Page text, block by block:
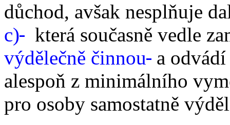
důchod, avšak nesplňuje
c)
která současně vedle
výdělečně činnou a
alespoň z minimálního
pro osoby samostatně